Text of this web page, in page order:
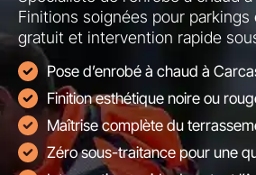
Finitions soignées pour parkings
gratuit et intervention rapide
Pose d’enrobé à chaud à
Finition esthétique noire ou
Maîtrise complète du
Zéro sous-traitance pour une